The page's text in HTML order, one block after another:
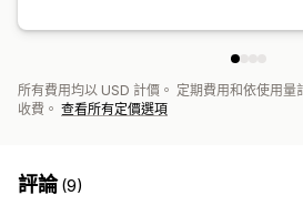
所有費用均以 USD 計價。 定期費用和依使用
收費。 查看所有定價選項
評論(9)